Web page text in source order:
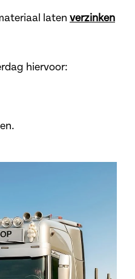
laten verzinken
hiervoor: